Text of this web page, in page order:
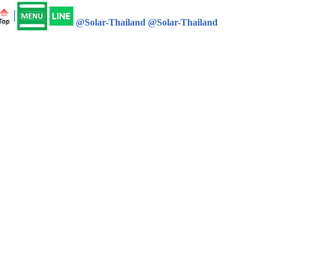
@Solar-Thailand @Solar-Thailand